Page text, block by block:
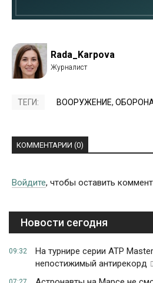
Rada_Karpova
ТЕГИ: ВООРУЖЕНИЕ,
КОММЕНТАРИИ (0)
Войдите, чтобы оставить
Новости сегодня
09:32
На турнире серии ATP
непостижимый антирекорд